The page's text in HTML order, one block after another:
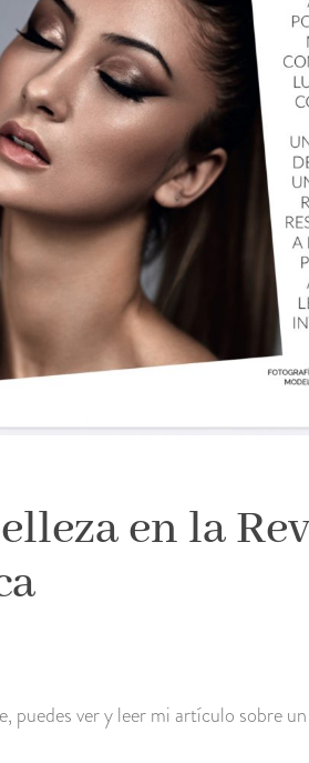
en la
puedes ver y leer mi artículo sobre